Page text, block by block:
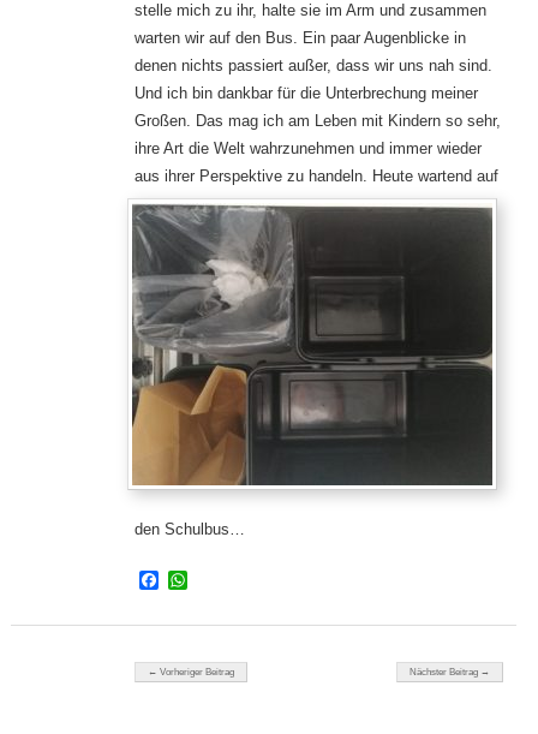
stelle mich zu ihr, halte sie im Arm und zusammen
warten wir auf den Bus. Ein paar Augenblicke in
denen nichts passiert außer, dass wir uns nah sind.
Und ich bin dankbar für die Unterbrechung meiner
Großen. Das mag ich am Leben mit Kindern so sehr,
ihre Art die Welt wahrzunehmen und immer wieder
aus ihrer Perspektive zu handeln. Heute wartend auf
den Schulbus…
Facebook
WhatsApp
← Vorheriger Beitrag Nächster Beitrag →